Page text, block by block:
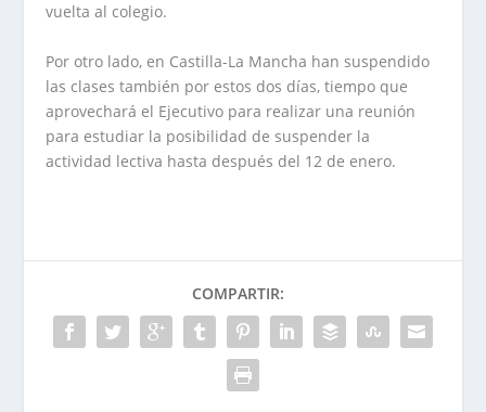
vuelta al colegio.
Por otro lado, en Castilla-La Mancha han suspendido
las clases también por estos dos días, tiempo que
aprovechará el Ejecutivo para realizar una reunión
para estudiar la posibilidad de suspender la
actividad lectiva hasta después del 12 de enero.
COMPARTIR: